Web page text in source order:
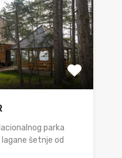
parka
šetnje od